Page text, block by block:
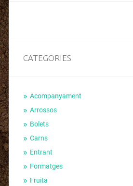
CATEGORIES
Acompanyament
Arrossos
Bolets
Carns
Entrant
Formatges
Fruita